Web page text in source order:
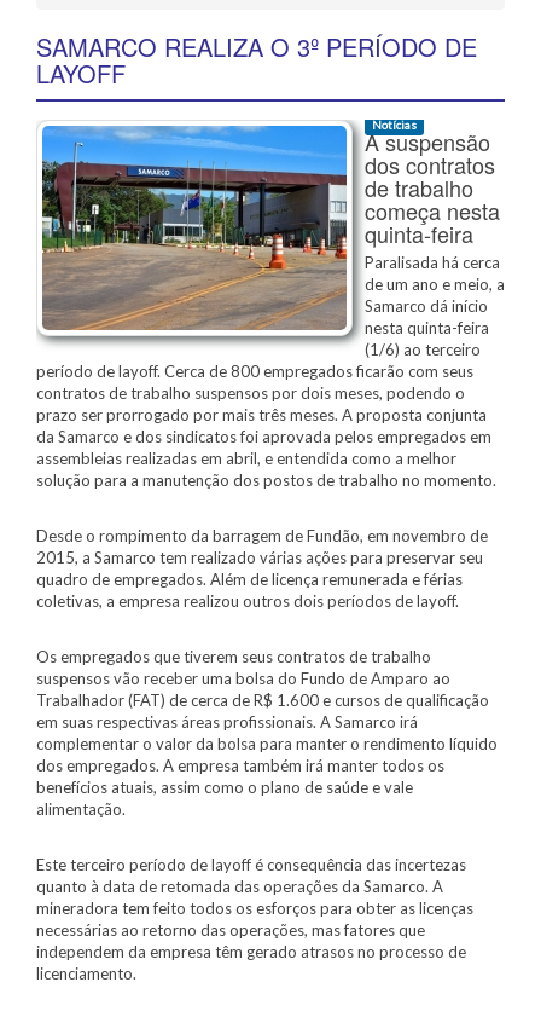
SAMARCO REALIZA O 3º PERÍODO DE
LAYOFF
Notícias
A suspensão
dos contratos
de trabalho
começa nesta
quinta-feira
Paralisada há cerca
de um ano e meio, a
Samarco dá início
nesta quinta-feira
(1/6) ao terceiro
período de layoff. Cerca de 800 empregados ficarão com seus
contratos de trabalho suspensos por dois meses, podendo o
prazo ser prorrogado por mais três meses. A proposta conjunta
da Samarco e dos sindicatos foi aprovada pelos empregados em
assembleias realizadas em abril, e entendida como a melhor
solução para a manutenção dos postos de trabalho no momento.
Desde o rompimento da barragem de Fundão, em novembro de
2015, a Samarco tem realizado várias ações para preservar seu
quadro de empregados. Além de licença remunerada e férias
coletivas, a empresa realizou outros dois períodos de layoff.
Os empregados que tiverem seus contratos de trabalho
suspensos vão receber uma bolsa do Fundo de Amparo ao
Trabalhador (FAT) de cerca de R$ 1.600 e cursos de qualificação
em suas respectivas áreas profissionais. A Samarco irá
complementar o valor da bolsa para manter o rendimento líquido
dos empregados. A empresa também irá manter todos os
benefícios atuais, assim como o plano de saúde e vale
alimentação.
Este terceiro período de layoff é consequência das incertezas
quanto à data de retomada das operações da Samarco. A
mineradora tem feito todos os esforços para obter as licenças
necessárias ao retorno das operações, mas fatores que
independem da empresa têm gerado atrasos no processo de
licenciamento.